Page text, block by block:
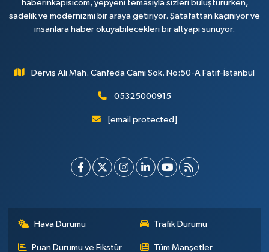
haberinkapisicom, yepyeni temasıyla sizleri buluştururken,
sadelik ve modernizmi bir araya getiriyor. Şatafattan kaçınıyor ve
insanlara haber okuyabilecekleri bir altyapı sunuyor.
Derviş Ali Mah. Canfeda Cami Sok. No:50-A Fatif-İstanbul
05325000915
[email protected]
Hava Durumu Trafik Durumu
Puan Durumu ve Fikstür Tüm Manşetler